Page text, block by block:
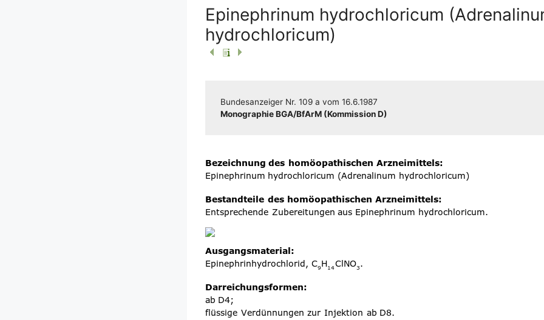
Epinephrinum hydrochloricum
hydrochloricum)
Bun­des­an­zei­ger Nr. 109 a vom 16.6.1987
Mono­gra­phie BGA/​​BfArM (Kom­mis­si­on D)